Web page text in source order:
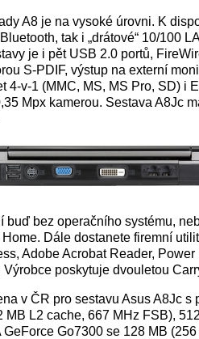
A8 je na vysoké úrovni. K
tak i „drátové“ 10/100
je i pět USB 2.0 portů,
S-PDIF, výstup na externí
4-v-1 (MMC, MS, MS Pro, SD) i
Mpx kamerou. Sestava A8Jc
buď bez operačního systému,
Dále dostanete firemní
Adobe Acrobat Reader,
Výrobce poskytuje dvouletou
v ČR pro sestavu Asus A8Jc s
MB L2 cache, 667 MHz FSB),
Go7300 se 128 MB